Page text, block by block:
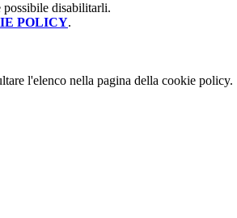
possibile disabilitarli.
POLICY.
l'elenco nella pagina della cookie policy.